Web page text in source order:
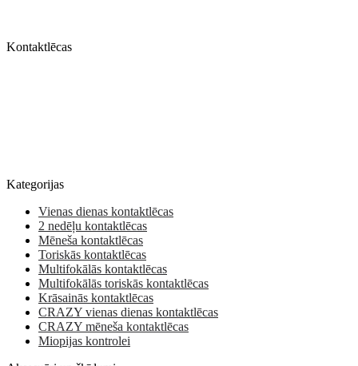
Kontaktlēcas
Kategorijas
Vienas dienas kontaktlēcas
2 nedēļu kontaktlēcas
Mēneša kontaktlēcas
Toriskās kontaktlēcas
Multifokālās kontaktlēcas
Multifokālās toriskās kontaktlēcas
Krāsainās kontaktlēcas
CRAZY vienas dienas kontaktlēcas
CRAZY mēneša kontaktlēcas
Miopijas kontrolei